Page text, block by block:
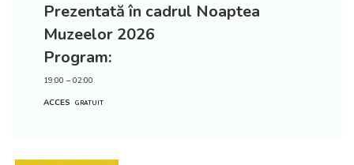
Prezentată în cadrul Noaptea
Muzeelor 2026
Program:
19:00 – 02:00
ACCES
GRATUIT